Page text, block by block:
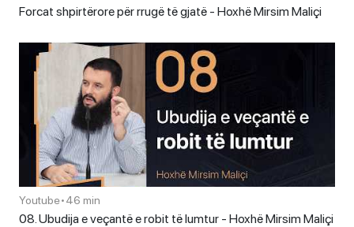
Forcat shpirtërore për rrugë të gjatë - Hoxhë Mirsim Maliçi
Youtube•46 min
08. Ubudija e veçantë e robit të lumtur - Hoxhë Mirsim Maliçi